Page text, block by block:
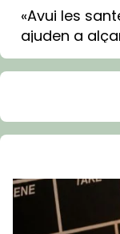
«Avui les
ajuden a
Mons. Sergi
Santes de
🔗
Foto
View on Facebook